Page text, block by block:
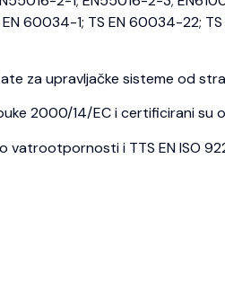
60034-1; TS EN 60034-22; TS
za upravljačke sisteme od
2000/14/EC i certificirani su
vatrootpornosti i TTS EN ISO